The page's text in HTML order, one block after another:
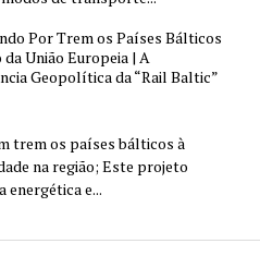
Por Trem os Países Bálticos
da União Europeia | A
Geopolítica da “Rail Baltic”
trem os países bálticos à
na região; Este projeto
energética e...